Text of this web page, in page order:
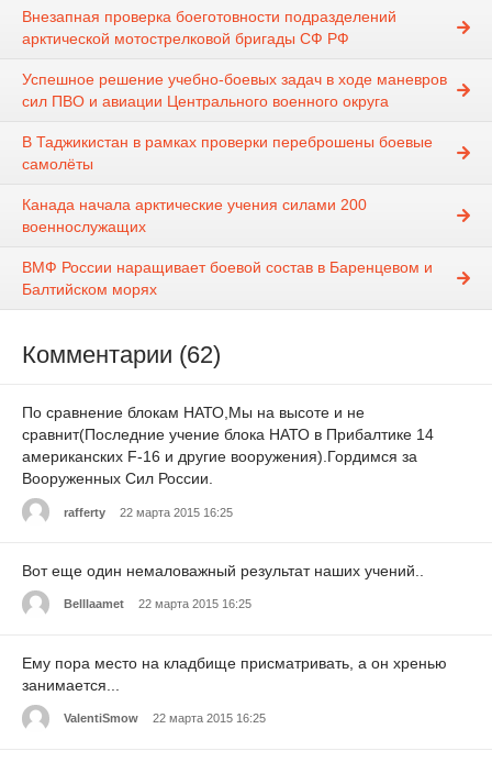
Внезапная проверка боеготовности подразделений
арктической мотострелковой бригады СФ РФ
Успешное решение учебно-боевых задач в ходе маневров
сил ПВО и авиации Центрального военного округа
В Таджикистан в рамках проверки переброшены боевые
самолёты
Канада начала арктические учения силами 200
военнослужащих
ВМФ России наращивает боевой состав в Баренцевом и
Балтийском морях
Комментарии (62)
По сравнение блокам НАТО,Мы на высоте и не
сравнит(Последние учение блока НАТО в Прибалтике 14
американских F-16 и другие вооружения).Гордимся за
Вооруженных Сил России.
rafferty 22 марта 2015 16:25
Вот еще один немаловажный результат наших учений..
Belllaamet 22 марта 2015 16:25
Ему пора место на кладбище присматривать, а он хренью
занимается...
ValentiSmow 22 марта 2015 16:25